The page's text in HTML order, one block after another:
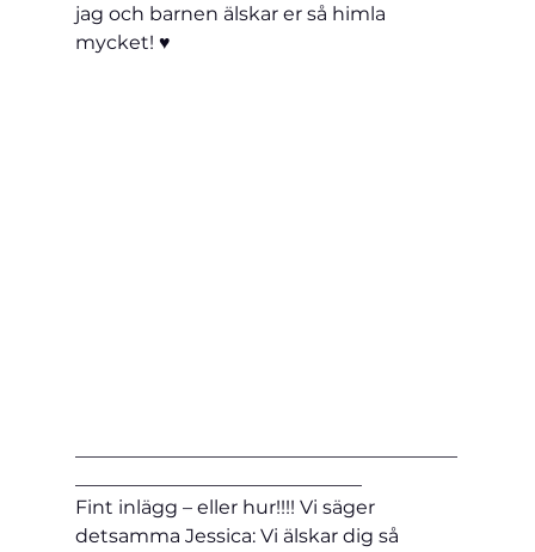
jag och barnen älskar er så himla
mycket! ♥
Fint inlägg – eller hur!!!! Vi säger
detsamma Jessica: Vi älskar dig så